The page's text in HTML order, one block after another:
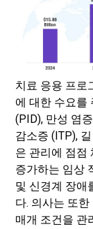
치료 응용 프로
에 대한 수요를
(PID), 만성 염
감소증 (ITP),
은 관리에 점점
증가하는 임상
및 신경계 장애
다. 의사는 또
매개 조건을 관